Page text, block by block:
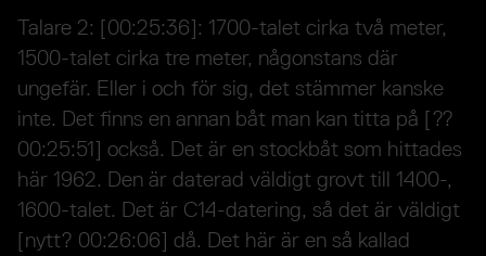
Talare 2: [00:25:36]: 1700-talet cirka två meter,
1500-talet cirka tre meter, någonstans där
ungefär. Eller i och för sig, det stämmer kanske
inte. Det finns en annan båt man kan titta på [??
00:25:51] också. Det är en stockbåt som hittades
här 1962. Den är daterad väldigt grovt till 1400-,
1600-talet. Det är C14-datering, så det är väldigt
[nytt? 00:26:06] då. Det här är en så kallad